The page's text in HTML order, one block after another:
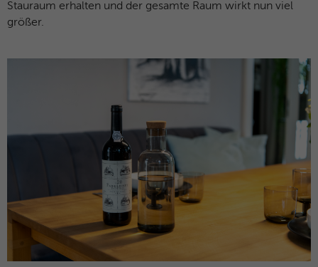
Stauraum erhalten und der gesamte Raum wirkt nun viel
größer.